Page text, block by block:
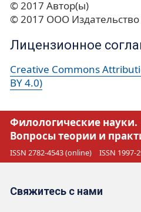
© 2017 Автор(ы)
© 2017 ООО Издательство
Лицензионное
Creative Commons
BY 4.0)
Филологические науки.
Вопросы теории и
ISSN 2782-4543 (online) ISSN 1997-
Свяжитесь с нами